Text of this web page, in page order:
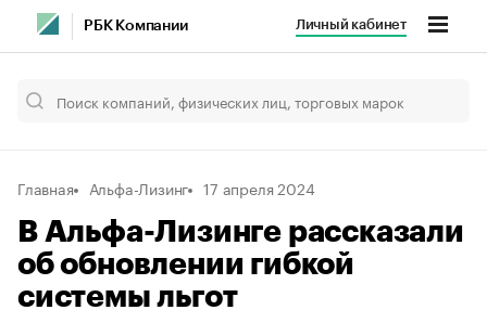
РБК Компании Личный кабинет
Главная Альфа-Лизинг 17 апреля 2024
В Альфа-Лизинге рассказали
об обновлении гибкой
системы льгот